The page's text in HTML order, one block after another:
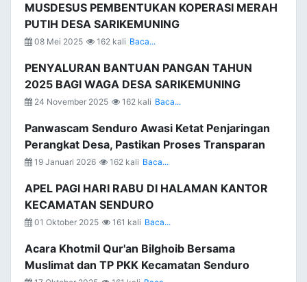
MUSDESUS PEMBENTUKAN KOPERASI MERAH
PUTIH DESA SARIKEMUNING
08 Mei 2025 162 kali Baca...
PENYALURAN BANTUAN PANGAN TAHUN
2025 BAGI WAGA DESA SARIKEMUNING
24 November 2025 162 kali Baca...
Panwascam Senduro Awasi Ketat Penjaringan
Perangkat Desa, Pastikan Proses Transparan
19 Januari 2026 162 kali Baca...
APEL PAGI HARI RABU DI HALAMAN KANTOR
KECAMATAN SENDURO
01 Oktober 2025 161 kali Baca...
Acara Khotmil Qur'an Bilghoib Bersama
Muslimat dan TP PKK Kecamatan Senduro